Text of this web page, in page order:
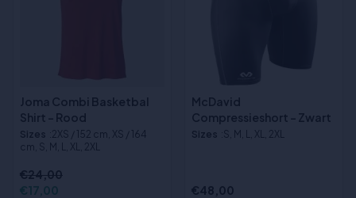
Joma Combi Basketbal
Shirt - Rood
Sizes :2XS / 152 cm, XS / 164
cm, S, M, L, XL, 2XL
€24,00
€17,00
McDavid
Compressieshort - Zwart
Sizes :S, M, L, XL, 2XL
€48,00